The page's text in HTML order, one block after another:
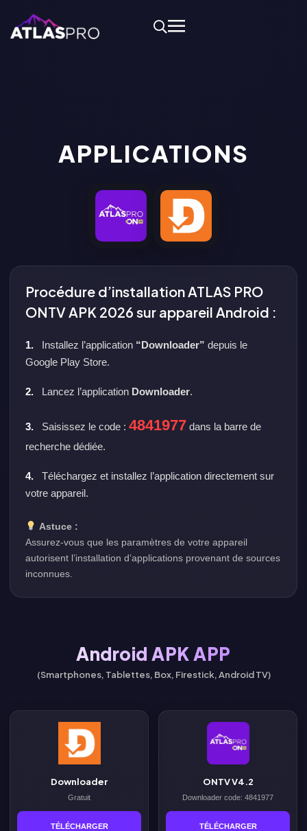
APPLICATIONS
Procédure d’installation ATLAS PRO
ONTV APK 2026 sur appareil Android :
1. Installez l’application “Downloader” depuis le
Google Play Store.
2. Lancez l’application Downloader.
3. Saisissez le code : 4841977 dans la barre de
recherche dédiée.
4.
Téléchargez et installez l’application directement sur
votre appareil.
Astuce :
Assurez-vous que les paramètres de votre appareil
autorisent l’installation d’applications provenant de sources
inconnues.
Android APK APP
(Smartphones, Tablettes, Box, Firestick, Android TV)
Downloader
Gratuit
TÉLÉCHARGER
ONTV V4.2
Downloader code: 4841977
TÉLÉCHARGER